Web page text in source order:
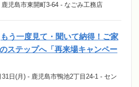
児島市東開町3-64 - なごみ工務店
もう一度見て・聞いて納得！ご家
ステップへ「再来場キャンペー
日(月) - 鹿児島市鴨池2丁目24-1 - セン